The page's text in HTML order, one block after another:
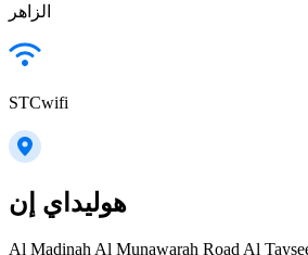
الزاهر
STCwifi
هوليداي إن
Al Madinah Al Munawarah Road Al